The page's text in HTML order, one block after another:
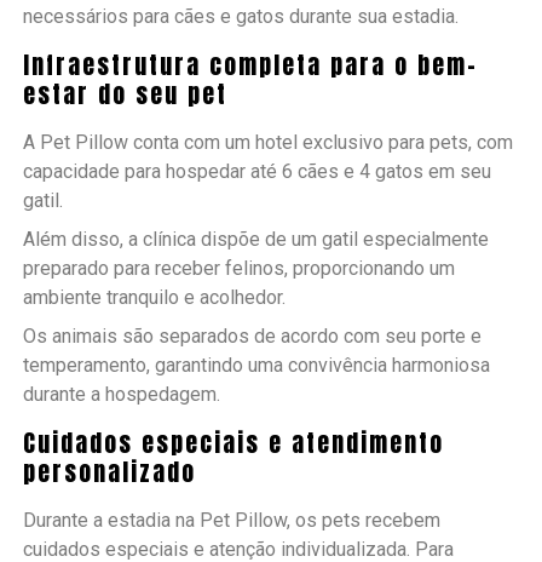
necessários para cães e gatos durante sua estadia.
Infraestrutura completa para o bem-
estar do seu pet
A Pet Pillow conta com um hotel exclusivo para pets, com
capacidade para hospedar até 6 cães e 4 gatos em seu
gatil.
Além disso, a clínica dispõe de um gatil especialmente
preparado para receber felinos, proporcionando um
ambiente tranquilo e acolhedor.
Os animais são separados de acordo com seu porte e
temperamento, garantindo uma convivência harmoniosa
durante a hospedagem.
Cuidados especiais e atendimento
personalizado
Durante a estadia na Pet Pillow, os pets recebem
cuidados especiais e atenção individualizada. Para